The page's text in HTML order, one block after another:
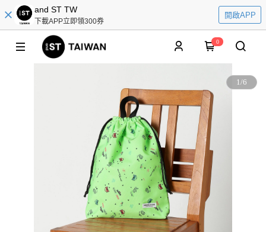
and ST TW
下載APP立即領300券
開啟APP
0
1/6